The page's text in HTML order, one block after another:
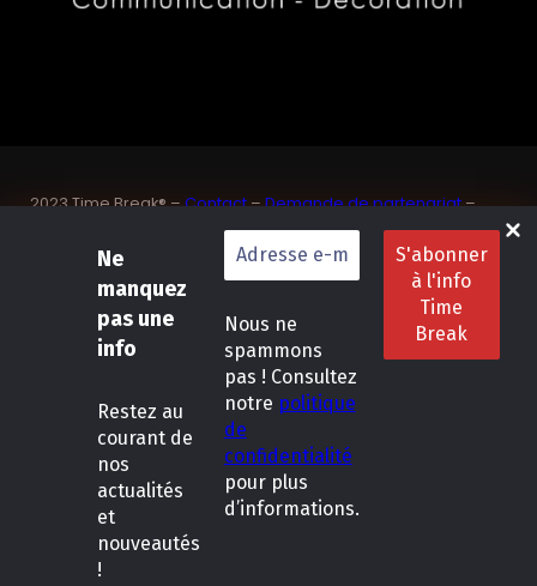
Ne
manquez
pas une
info
Restez au
courant de
nos
actualités
et
nouveautés
!
Nous ne
spammons
pas ! Consultez
notre politique
de
confidentialité
pour plus
d’informations.
2023 Time Break® –Contact–Demande de partenariat–
Sponsoriser un joueur de padel français
SASU Dedix Communication – 87 rue de Mireille – 83 150
Bandol – Var
Politique de confidentialité
Conditions
générales de location
Follow Us :LinkedIn
Instagram